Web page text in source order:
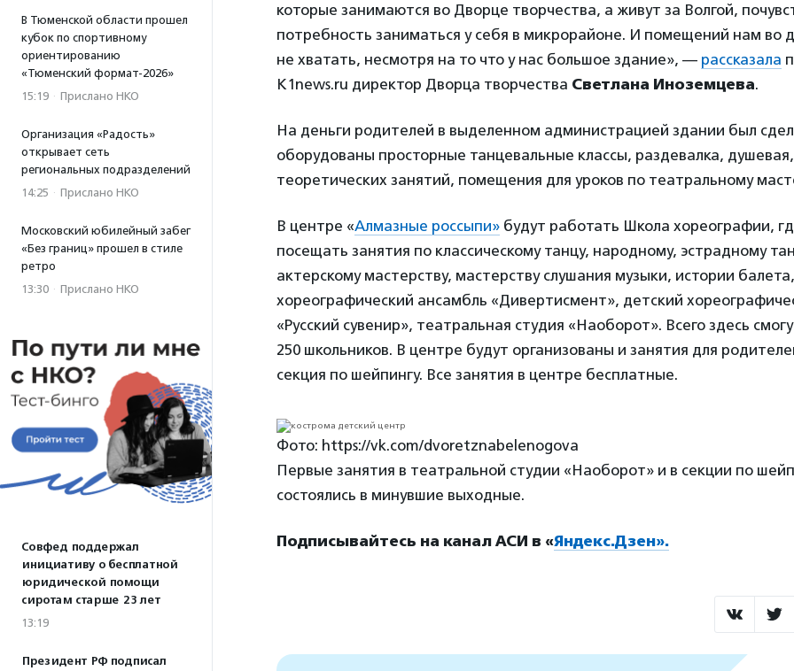
В Тюменской области прошел
кубок по спортивному
ориентированию
«Тюменский формат-2026»
15:19 · Прислано НКО
Организация «Радость»
открывает сеть
региональных подразделений
14:25 · Прислано НКО
Московский юбилейный забег
«Без границ» прошел в стиле
ретро
13:30 · Прислано НКО
Совфед поддержал
инициативу о бесплатной
юридической помощи
сиротам старше 23 лет
13:19
Президент РФ подписал
которые занимаются во Дворце творчества, а живут за Волгой,
потребность заниматься у себя в микрорайоне. И помещений нам во
не хватать, несмотря на то что у нас большое здание», — рассказала
K1news.ru директор Дворца творчества Светлана Иноземцева.
На деньги родителей в выделенном администрацией здании был
оборудованы просторные танцевальные классы, раздевалка,
теоретических занятий, помещения для уроков по театральному
В центре «Алмазные россыпи» будут работать Школа хореографии,
посещать занятия по классическому танцу, народному, эстрадному
актерскому мастерству, мастерству слушания музыки, истории
хореографический ансамбль «Дивертисмент», детский
«Русский сувенир», театральная студия «Наоборот». Всего здесь
250 школьников. В центре будут организованы и занятия для
секция по шейпингу. Все занятия в центре бесплатные.
Фото: https://vk.com/dvoretznabelenogova
Первые занятия в театральной студии «Наоборот» и в секции по
состоялись в минувшие выходные.
Подписывайтесь на канал АСИ в «Яндекс.Дзен».